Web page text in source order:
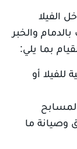
الفيلا
والخبر
بما يلي:
للفيلا أو
وصيانة ما